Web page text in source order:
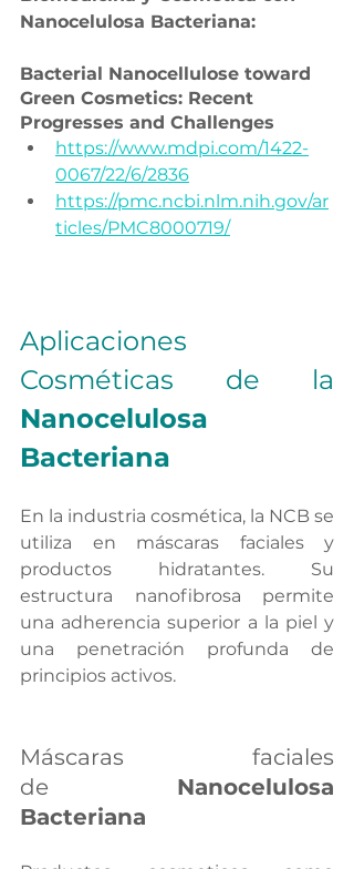
Nanocelulosa Bacteriana:
Bacterial Nanocellulose toward
Green Cosmetics: Recent
Progresses and Challenges
https://www.mdpi.com/1422-
0067/22/6/2836
https://pmc.ncbi.nlm.nih.gov/ar
ticles/PMC8000719/
Aplicaciones
Nanocelulosa
Bacteriana
En la industria cosmética, la NCB se
utiliza en máscaras faciales y
productos hidratantes. Su
estructura nanofibrosa permite
una adherencia superior a la piel y
una penetración profunda de
principios activos.
Máscaras faciales
de Nanocelulosa
Bacteriana